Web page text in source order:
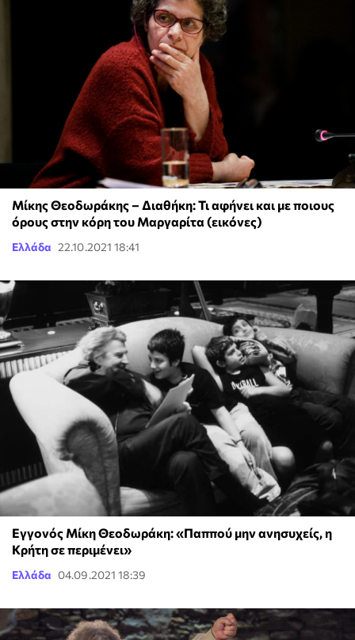
Μίκης Θεοδωράκης – Διαθήκη: Τι αφήνει και με ποιους
όρους στην κόρη του Μαργαρίτα (εικόνες)
Ελλάδα 22.10.2021 18:41
Εγγονός Μίκη Θεοδωράκη: «Παππού μην ανησυχείς, η
Κρήτη σε περιμένει»
Ελλάδα 04.09.2021 18:39